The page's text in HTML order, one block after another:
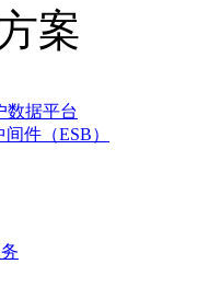
案
数据平台
件（ESB）